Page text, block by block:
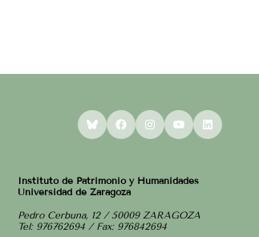
BlueskyFacebookInstagram
YouTube
Instituto de Patrimonio y Humanidades
Universidad de Zaragoza
Pedro Cerbuna, 12 / 50009 ZARAGOZA
Tel: 976762694 / Fax: 976842694